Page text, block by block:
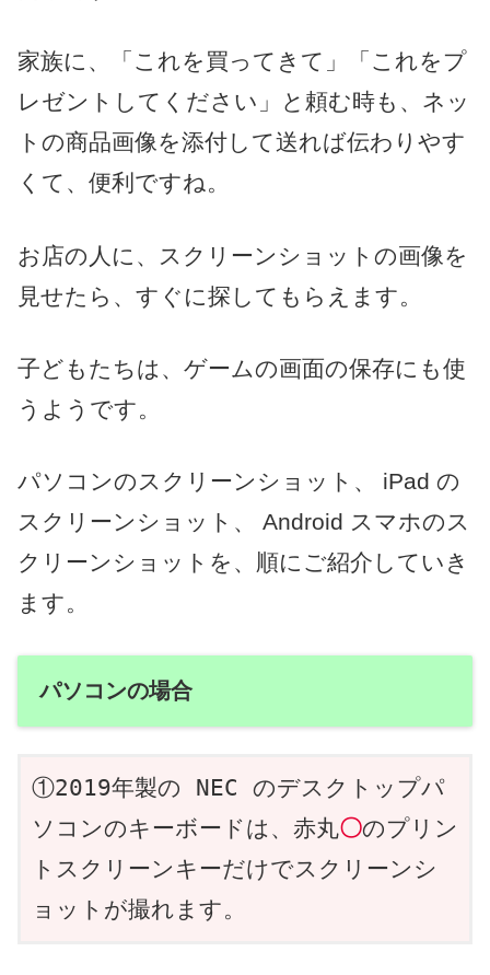
家族に、「これを買ってきて」「これをプ
レゼントしてください」と頼む時も、ネッ
トの商品画像を添付して送れば伝わりやす
くて、便利ですね。
お店の人に、スクリーンショットの画像を
見せたら、すぐに探してもらえます。
子どもたちは、ゲームの画面の保存にも使
うようです。
パソコンのスクリーンショット、 iPad の
スクリーンショット、 Android スマホのス
クリーンショットを、順にご紹介していき
ます。
パソコンの場合
①2019年製の NEC のデスクトップパ
ソコンのキーボードは、赤丸〇のプリン
トスクリーンキーだけでスクリーンシ
ョットが撮れます。